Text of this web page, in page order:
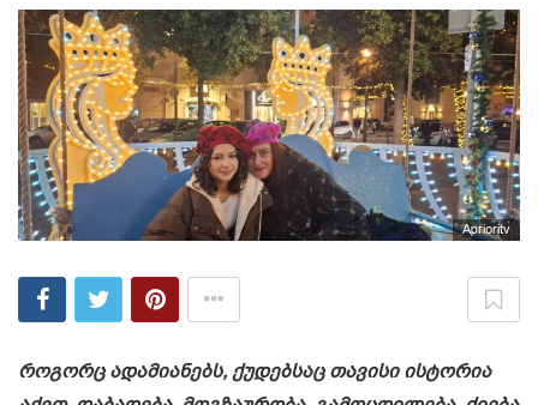
Aprioritv
როგორც ადამიანებს, ქუდებსაც თავისი ისტორია